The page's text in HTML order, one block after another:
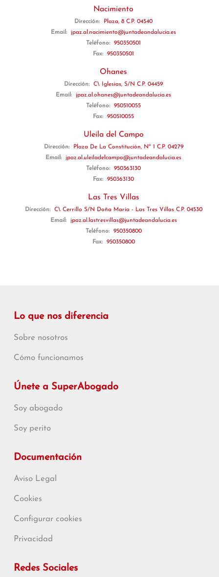
Nacimiento
Dirección:
Plaza, 8 C.P. 04540
Email:
jpaz.al.nacimiento@juntadeandalucia.es
Teléfono:
950350501
Fax:
950350501
Ohanes
Dirección:
C\ Iglesias, S/N C.P. 04459
Email:
jpaz.al.ohanes@juntadeandalucia.es
Teléfono:
950510055
Fax:
950510055
Uleila del Campo
Dirección:
Plaza De La Constitución, Nº 1 C.P. 04279
Email:
jpaz.al.uleiladelcampo@juntadeandalucia.es
Teléfono:
950363130
Fax:
950363130
Las Tres Villas
Dirección:
C\ Cerrillo S/N Doña María - Las Tres Villas C.P. 04530
Email:
jpaz.al.lastresvillas@juntadeandalucia.es
Teléfono:
950350800
Fax:
950350800
Lo que nos diferencia
Sobre nosotros
Cómo funcionamos
Únete a SuperAbogado
Soy abogado
Soy perito
Documentación
Aviso Legal
Cookies
Configurar cookies
Privacidad
Redes Sociales